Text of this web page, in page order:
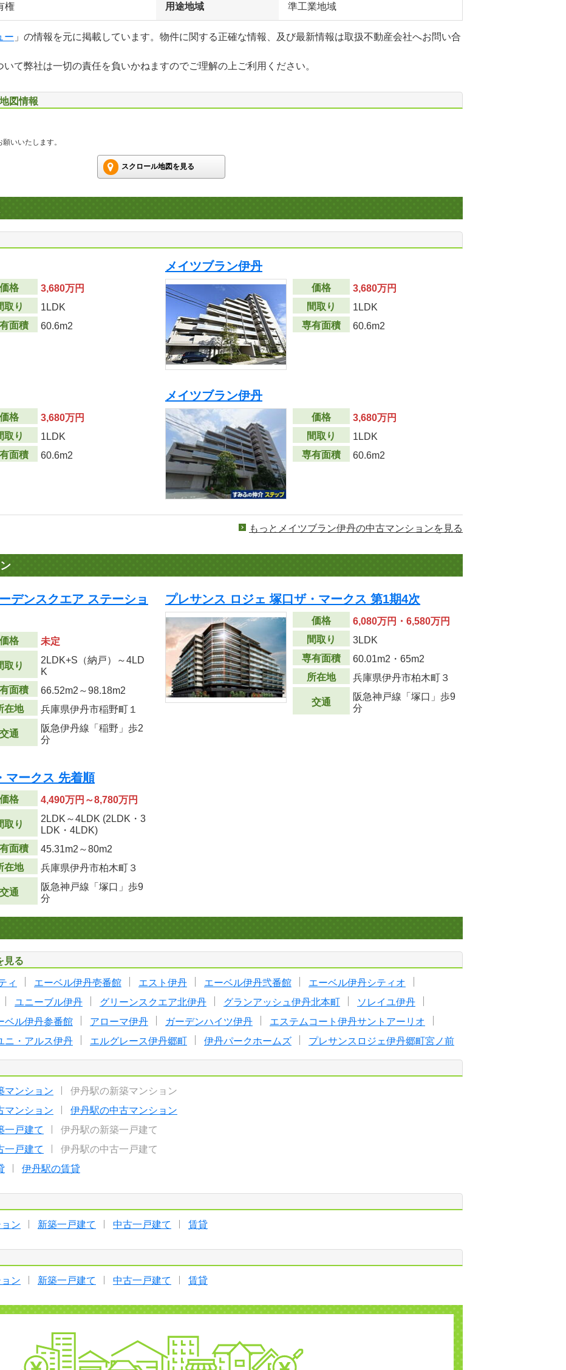
権 用途地域 準工業地域
ー 」の情報を元に掲載しています。物件に関する正確な情報、及び最新情報は取扱不動産会社へお問い合
て弊社は一切の責任を負いかねますのでご理解の上ご利用ください。
図情報
いいたします。
スクロール地図を見る
価格
3,680万円
取り
1LDK
面積
60.6m2
メイツブラン伊丹
価格
3,680万円
間取り
1LDK
専有面積
60.6m2
価格
3,680万円
取り
1LDK
面積
60.6m2
メイツブラン伊丹
価格
3,680万円
間取り
1LDK
専有面積
60.6m2
もっとメイツブラン伊丹の中古マンションを見る
デンスクエア ステーショ
価格 未定
取り
2LDK+S（納戸）～4LD
K
面積
66.52m2 ～98.18m2
在地
兵庫県伊丹市稲野町１
交通
阪急伊丹線「稲野」歩2
分
プレサンス ロジェ 塚口ザ・マークス 第1期4次
価格
6,080万円・6,580万円
間取り
3LDK
専有面積
60.01m2 ・65m2
所在地
兵庫県伊丹市柏木町３
交通
阪急神戸線「塚口」歩9
分
マークス 先着順
価格 4,490万円～8,780万円
取り
2LDK～4LDK (2LDK・3
LDK・4LDK)
面積
45.31m2 ～80m2
在地
兵庫県伊丹市柏木町３
交通
阪急神戸線「塚口」歩9
分
見る
ィ エーベル伊丹壱番館 エスト伊丹 エーベル伊丹弐番館
エーベル伊丹シティオ
ユニーブル伊丹 グリーンスクエア北伊丹 グランアッシュ伊丹北本町
ソレイユ伊丹
ベル伊丹参番館 アローマ伊丹 ガーデンハイツ伊丹
エステムコート伊丹サントアーリオ
ニ・アルス伊丹 エルグレース伊丹郷町 伊丹パークホームズ プレサンスロジェ伊丹郷町宮ノ前
マンション
伊丹駅の新築マンション
マンション
伊丹駅の中古マンション
一戸建て
伊丹駅の新築一戸建て
一戸建て
伊丹駅の中古一戸建て
伊丹駅の賃貸
ン 新築一戸建て 中古一戸建て 賃貸
ン 新築一戸建て 中古一戸建て 賃貸